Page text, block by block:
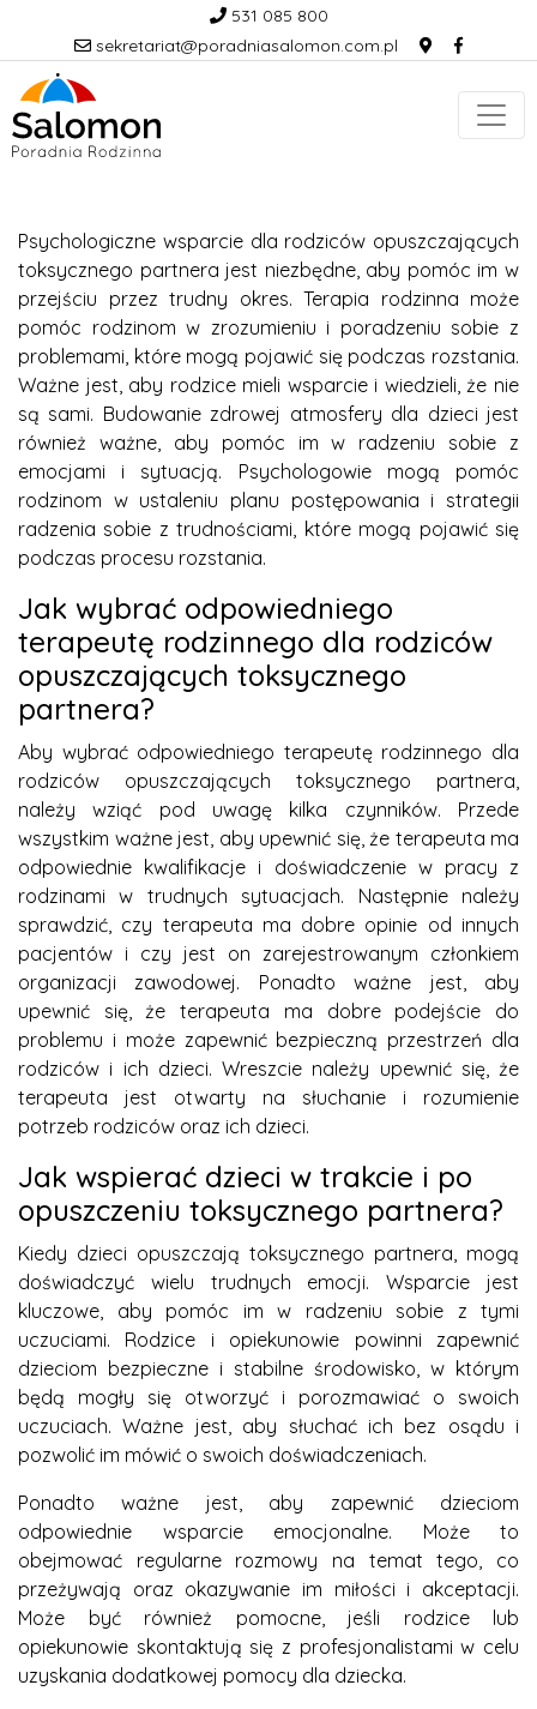
531 085 800
sekretariat@poradniasalomon.com.pl
Psychologiczne wsparcie dla rodziców opuszczających
toksycznego partnera jest niezbędne, aby pomóc im w
przejściu przez trudny okres. Terapia rodzinna może
pomóc rodzinom w zrozumieniu i poradzeniu sobie z
problemami, które mogą pojawić się podczas rozstania.
Ważne jest, aby rodzice mieli wsparcie i wiedzieli, że nie
są sami. Budowanie zdrowej atmosfery dla dzieci jest
również ważne, aby pomóc im w radzeniu sobie z
emocjami i sytuacją. Psychologowie mogą pomóc
rodzinom w ustaleniu planu postępowania i strategii
radzenia sobie z trudnościami, które mogą pojawić się
podczas procesu rozstania.
Jak wybrać odpowiedniego
terapeutę rodzinnego dla rodziców
opuszczających toksycznego
partnera?
Aby wybrać odpowiedniego terapeutę rodzinnego dla
rodziców opuszczających toksycznego partnera,
należy wziąć pod uwagę kilka czynników. Przede
wszystkim ważne jest, aby upewnić się, że terapeuta ma
odpowiednie kwalifikacje i doświadczenie w pracy z
rodzinami w trudnych sytuacjach. Następnie należy
sprawdzić, czy terapeuta ma dobre opinie od innych
pacjentów i czy jest on zarejestrowanym członkiem
organizacji zawodowej. Ponadto ważne jest, aby
upewnić się, że terapeuta ma dobre podejście do
problemu i może zapewnić bezpieczną przestrzeń dla
rodziców i ich dzieci. Wreszcie należy upewnić się, że
terapeuta jest otwarty na słuchanie i rozumienie
potrzeb rodziców oraz ich dzieci.
Jak wspierać dzieci w trakcie i po
opuszczeniu toksycznego partnera?
Kiedy dzieci opuszczają toksycznego partnera, mogą
doświadczyć wielu trudnych emocji. Wsparcie jest
kluczowe, aby pomóc im w radzeniu sobie z tymi
uczuciami. Rodzice i opiekunowie powinni zapewnić
dzieciom bezpieczne i stabilne środowisko, w którym
będą mogły się otworzyć i porozmawiać o swoich
uczuciach. Ważne jest, aby słuchać ich bez osądu i
pozwolić im mówić o swoich doświadczeniach.
Ponadto ważne jest, aby zapewnić dzieciom
odpowiednie wsparcie emocjonalne. Może to
obejmować regularne rozmowy na temat tego, co
przeżywają oraz okazywanie im miłości i akceptacji.
Może być również pomocne, jeśli rodzice lub
opiekunowie skontaktują się z profesjonalistami w celu
uzyskania dodatkowej pomocy dla dziecka.